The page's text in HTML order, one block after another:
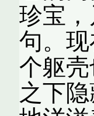
珍宝
句。
个躯
之下